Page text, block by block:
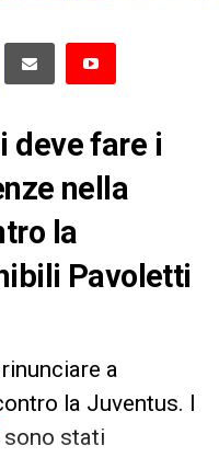
deve fare i
nella
la
Pavoletti
a
la Juventus. I
sono stati